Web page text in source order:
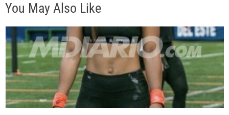
a
s
You May Also Like